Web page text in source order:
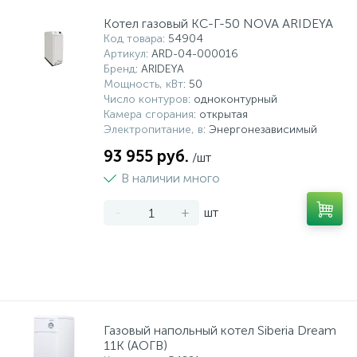
Котел газовый КС-Г-50 NOVA ARIDEYA
Код товара: 54904
Артикул: ARD-04-000016
Бренд: ARIDEYA
Мощность, кВт: 50
Число контуров: одноконтурный
Камера сгорания: открытая
Электропитание, в: Энергонезависимый
93 955 руб. /шт
В наличии много
- + шт
Газовый напольный котел Siberia Dream
11К (АОГВ)